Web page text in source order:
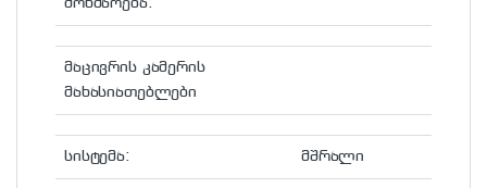
მაცივრის კამერის
მახასიათებლები
სისტემა: მშრალი